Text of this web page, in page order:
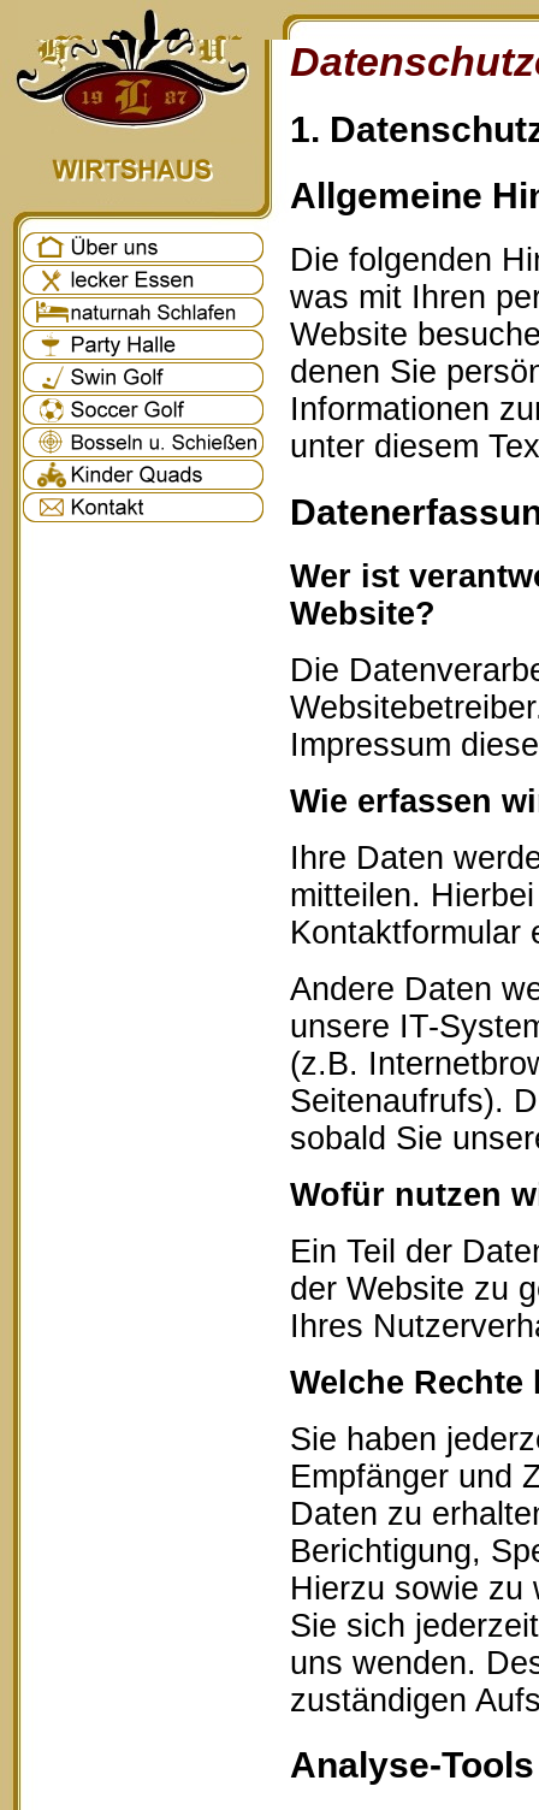
1.
Allgemeine
Die folgenden
was mit Ihren
Website
denen Sie
Informationen
unter diesem
Wer ist
Website?
Die
Impressum
Wie erfassen
Ihre Daten
mitteilen.
Kontaktformular
Andere Daten
unsere IT-
(z.B.
Seitenaufrufs).
sobald Sie
Wofür nutzen
Ein Teil der
der Website zu
Ihres
Welche
Sie haben
Empfänger und
Daten zu
Berichtigung,
Hierzu sowie zu
Sie sich
uns wenden.
zuständigen
Analyse-